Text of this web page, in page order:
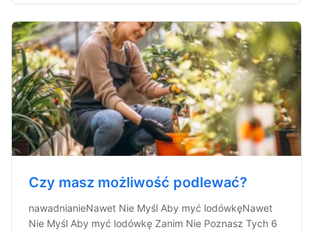
Czy masz możliwość podlewać?
nawadnianieNawet Nie Myśl Aby myć lodówkęNawet
Nie Myśl Aby myć lodówkę Zanim Nie Poznasz Tych 6